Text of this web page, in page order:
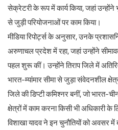
सेक्रेटरी के रूप में कार्य किया, जहां उन्होंने
से जुड़ी परियोजनाओं पर काम किया।
मीडिया रिपोर्ट्स के अनुसार, उनके
अरुणाचल प्रदेश में रहा, जहां उन्होंने
पहल शुरू कीं। उन्होंने तिराप जिले में
भारत-म्यांमार सीमा से जुड़ा संवेदनशील
जिले की डिप्टी कमिश्नर बनीं, जो भारत-
क्षेत्रों में काम करना किसी भी अधिकारी के
विशाखा यादव ने इन चुनौतियों को अवसर